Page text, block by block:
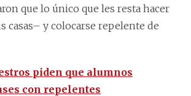
que lo único que les resta hacer
casas– y colocarse repelente de
piden que alumnos
con repelentes